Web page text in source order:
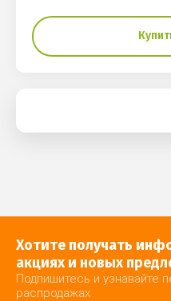
Хотите получать
акциях и новых
Подпишитесь и узнавайте
распродажах